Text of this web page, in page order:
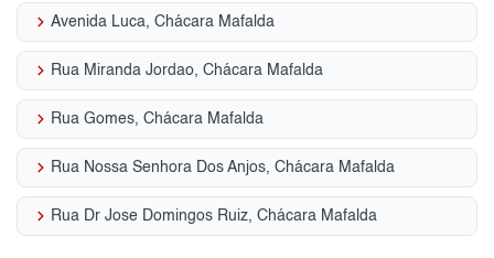
keyboard_arrow_right Avenida Luca, Chácara Mafalda
keyboard_arrow_right Rua Miranda Jordao, Chácara Mafalda
keyboard_arrow_right Rua Gomes, Chácara Mafalda
keyboard_arrow_right Rua Nossa Senhora Dos Anjos, Chácara Mafalda
keyboard_arrow_right Rua Dr Jose Domingos Ruiz, Chácara Mafalda